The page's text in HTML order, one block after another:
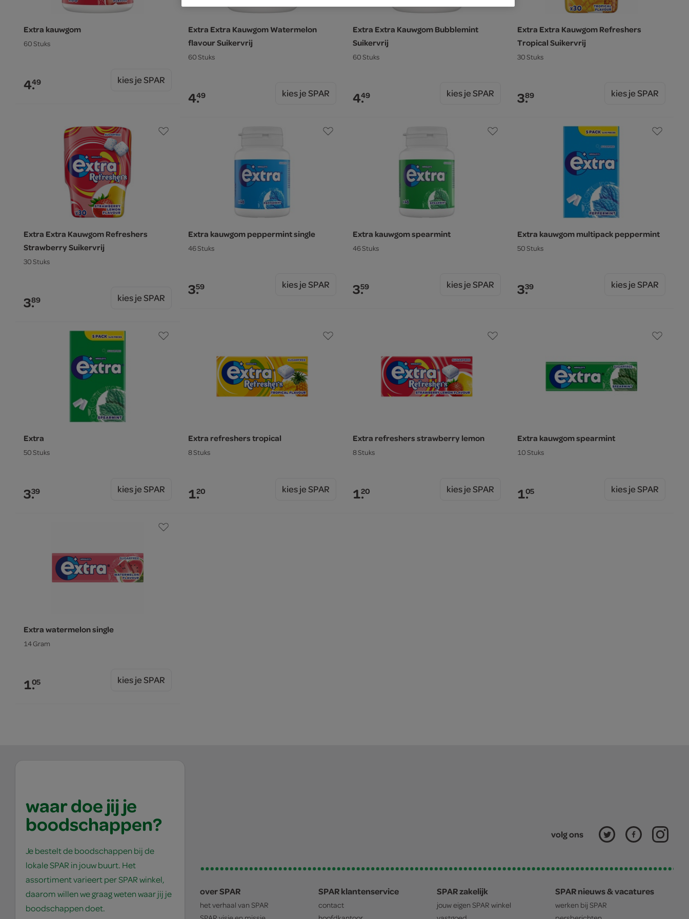
Extra kauwgom
60 Stuks
4.49 kies je SPAR
Extra Extra Kauwgom Watermelon
flavour Suikervrij
60 Stuks
4.49 kies je SPAR
Extra Extra Kauwgom Bubblemint
Suikervrij
60 Stuks
4.49 kies je SPAR
Extra Extra Kauwgom Refreshers
Tropical Suikervrij
30 Stuks
3.89 kies je SPAR
Extra Extra Kauwgom Refreshers
Strawberry Suikervrij
30 Stuks
3.89 kies je SPAR
Extra kauwgom peppermint single
46 Stuks
3.59 kies je SPAR
Extra kauwgom spearmint
46 Stuks
3.59 kies je SPAR
Extra kauwgom multipack peppermint
50 Stuks
3.39 kies je SPAR
Extra
50 Stuks
3.39 kies je SPAR
Extra refreshers tropical
8 Stuks
1.20 kies je SPAR
Extra refreshers strawberry lemon
8 Stuks
1.20 kies je SPAR
Extra kauwgom spearmint
10 Stuks
1.05 kies je SPAR
Extra watermelon single
14 Gram
1.05 kies je SPAR
waar doe jij je
boodschappen?
Je bestelt de boodschappen bij de
lokale SPAR in jouw buurt. Het
assortiment varieert per SPAR winkel,
daarom willen we graag weten waar jij je
boodschappen doet.
volg ons
over SPAR
het verhaal van SPAR
SPAR klantenservice
contact
SPAR zakelijk
jouw eigen SPAR winkel
SPAR nieuws & vacatures
werken bij SPAR